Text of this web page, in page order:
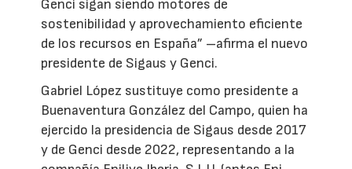
Genci sigan siendo motores de
sostenibilidad y aprovechamiento eficiente
de los recursos en España” –afirma el nuevo
presidente de Sigaus y Genci.
Gabriel López sustituye como presidente a
Buenaventura González del Campo, quien ha
ejercido la presidencia de Sigaus desde 2017
y de Genci desde 2022, representando a la